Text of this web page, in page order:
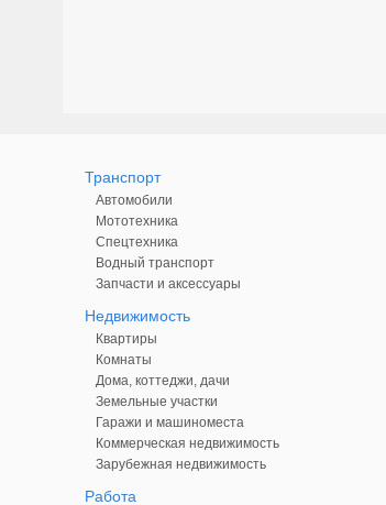
Транспорт
Автомобили
Мототехника
Спецтехника
Водный транспорт
Запчасти и аксессуары
Недвижимость
Квартиры
Комнаты
Дома, коттеджи, дачи
Земельные участки
Гаражи и машиноместа
Коммерческая недвижимость
Зарубежная недвижимость
Работа